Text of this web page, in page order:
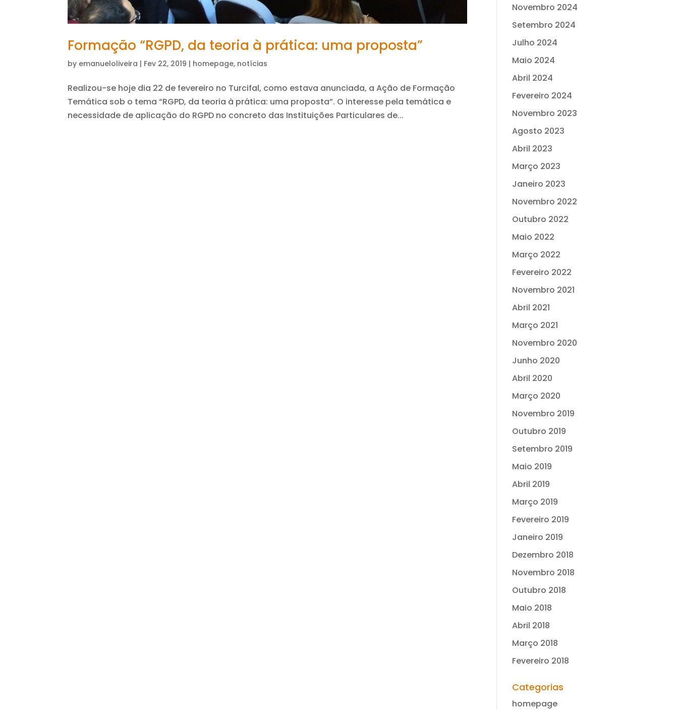
Formação “RGPD, da teoria à prática: uma proposta”
by emanueloliveira | Fev 22, 2019 | homepage, notícias
Realizou-se hoje dia 22 de fevereiro no Turcifal, como estava anunciada, a Ação de Formação
Temática sob o tema “RGPD, da teoria à prática: uma proposta”. O interesse pela temática e
necessidade de aplicação do RGPD no concreto das Instituições Particulares de...
Novembro 2024
Setembro 2024
Julho 2024
Maio 2024
Abril 2024
Fevereiro 2024
Novembro 2023
Agosto 2023
Abril 2023
Março 2023
Janeiro 2023
Novembro 2022
Outubro 2022
Maio 2022
Março 2022
Fevereiro 2022
Novembro 2021
Abril 2021
Março 2021
Novembro 2020
Junho 2020
Abril 2020
Março 2020
Novembro 2019
Outubro 2019
Setembro 2019
Maio 2019
Abril 2019
Março 2019
Fevereiro 2019
Janeiro 2019
Dezembro 2018
Novembro 2018
Outubro 2018
Maio 2018
Abril 2018
Março 2018
Fevereiro 2018
Categorias
homepage